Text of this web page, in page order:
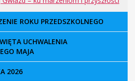
ROKU PRZEDSZKOLNEGO
UCHWALENIA
MAJA
2026